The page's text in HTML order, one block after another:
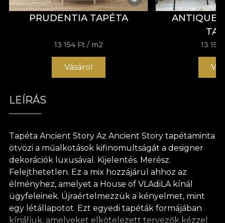
PRUDENTIA TAPÉTA
13 154 Ft / m2
Vásárol
ANTIQUE
13 154
LEÍRÁS
Tapéta Ancient Story Az Ancient Story tapétaminta
ötvözi a műalkotások kifinomultságát a designer
dekorációk luxusával. Kijelentés. Merész.
Felejthetetlen. Ez a mix hozzájárul ahhoz az
élményhez, amelyet a House of VLAdiLA kínál
ügyfeleinek. Újraértelmezzük a kényelmet, mint
egy létállapotot. Ezt egyedi tapéták formájában
kínáljuk, amelyeket elkötelezett tervezők kézzel